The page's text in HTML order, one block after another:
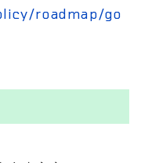
roadmap/go